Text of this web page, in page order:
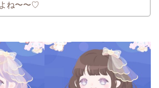
ね〜〜♡